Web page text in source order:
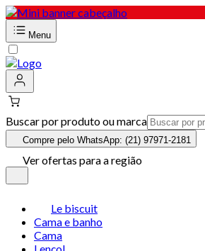
Menu
Buscar por produto ou marca
Compre pelo WhatsApp: (21) 97971-2181
Ver ofertas para a região
Le biscuit
Cama e banho
Cama